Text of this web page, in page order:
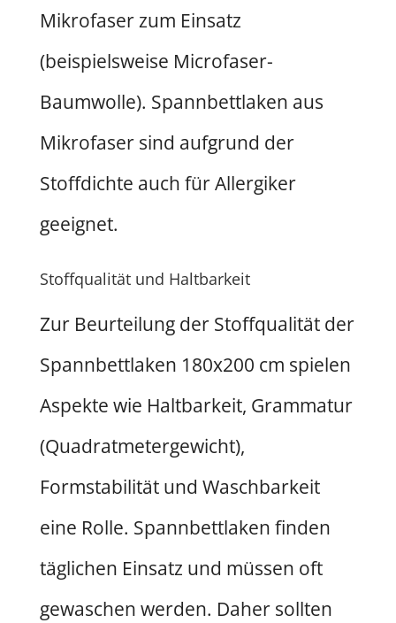
Mikrofaser zum Einsatz
(beispielsweise Microfaser-
Baumwolle). Spannbettlaken aus
Mikrofaser sind aufgrund der
Stoffdichte auch für Allergiker
geeignet.
Stoffqualität und Haltbarkeit
Zur Beurteilung der Stoffqualität der
Spannbettlaken 180x200 cm spielen
Aspekte wie Haltbarkeit, Grammatur
(Quadratmetergewicht),
Formstabilität und Waschbarkeit
eine Rolle. Spannbettlaken finden
täglichen Einsatz und müssen oft
gewaschen werden. Daher sollten